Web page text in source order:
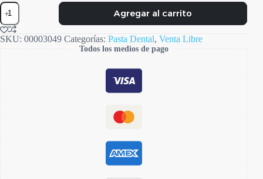
Hypersensitive
Gel
cantidad
Agregar al carrito
SKU: 00003049 Categorías: Pasta Dental, Venta Libre
Todos los medios de pago